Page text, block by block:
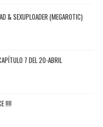
& SEXUPLOADER (MEGAROTIC)
7 DEL 20-ABRIL
!!!!